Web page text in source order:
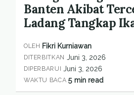
Banten Akibat
Ladang Tangkap
OLEH Fikri Kurniawan
DITERBITKAN Juni 3, 2026
DIPERBARUI Juni 3, 2026
WAKTU BACA 5 min read